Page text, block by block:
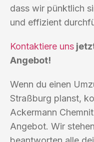
dass wir pünktlich
und effizient
Kontaktiere uns
Angebot!
Wenn du einen
Straßburg planst,
Ackermann
Angebot. Wir